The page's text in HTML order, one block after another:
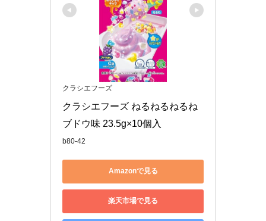
クラシエフーズ
クラシエフーズ ねるねるねるね
ブドウ味 23.5g×10個入
b80-42
Amazonで見る
楽天市場で見る